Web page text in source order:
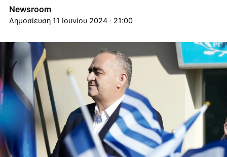
Newsroom
11 Ιουνίου 2024 · 21:00